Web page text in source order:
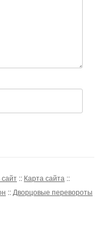
сайт :: Карта сайта ::
:: Дворцовые перевороты